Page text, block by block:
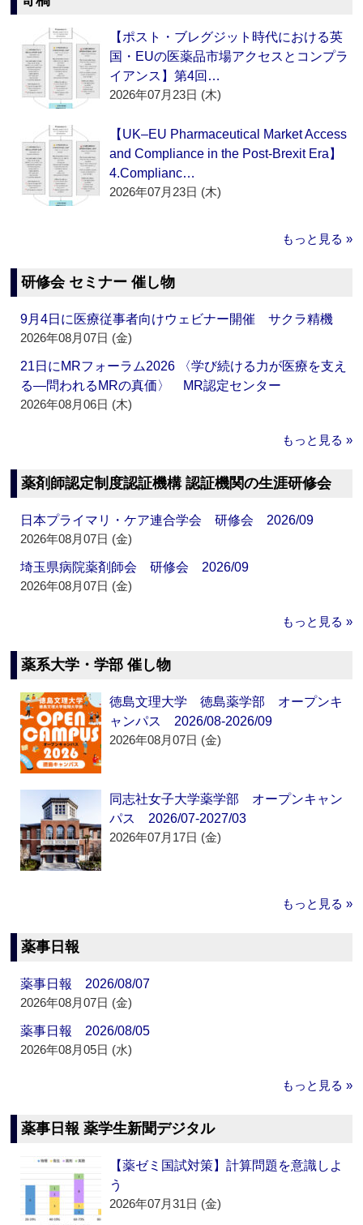
【ポスト・ブレグジット時代における英
国・EUの医薬品市場アクセスとコンプラ
イアンス】第4回…
2026年07月23日 (木)
【UK–EU Pharmaceutical Market Access
and Compliance in the Post-Brexit Era】
4.Complianc…
2026年07月23日 (木)
もっと見る »
研修会 セミナー 催し物
9月4日に医療従事者向けウェビナー開催 サクラ精機
2026年08月07日 (金)
21日にMRフォーラム2026 〈学び続ける力が医療を支え
る―問われるMRの真価〉 MR認定センター
2026年08月06日 (木)
もっと見る »
薬剤師認定制度認証機構 認証機関の生涯研修会
日本プライマリ・ケア連合学会 研修会 2026/09
2026年08月07日 (金)
埼玉県病院薬剤師会 研修会 2026/09
2026年08月07日 (金)
もっと見る »
薬系大学・学部 催し物
徳島文理大学 徳島薬学部 オープンキ
ャンパス 2026/08-2026/09
2026年08月07日 (金)
同志社女子大学薬学部 オープンキャン
パス 2026/07-2027/03
2026年07月17日 (金)
もっと見る »
薬事日報
薬事日報 2026/08/07
2026年08月07日 (金)
薬事日報 2026/08/05
2026年08月05日 (水)
もっと見る »
薬事日報 薬学生新聞デジタル
【薬ゼミ国試対策】計算問題を意識しよ
う
2026年07月31日 (金)